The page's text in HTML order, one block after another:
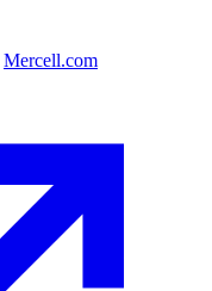
Mercell.com